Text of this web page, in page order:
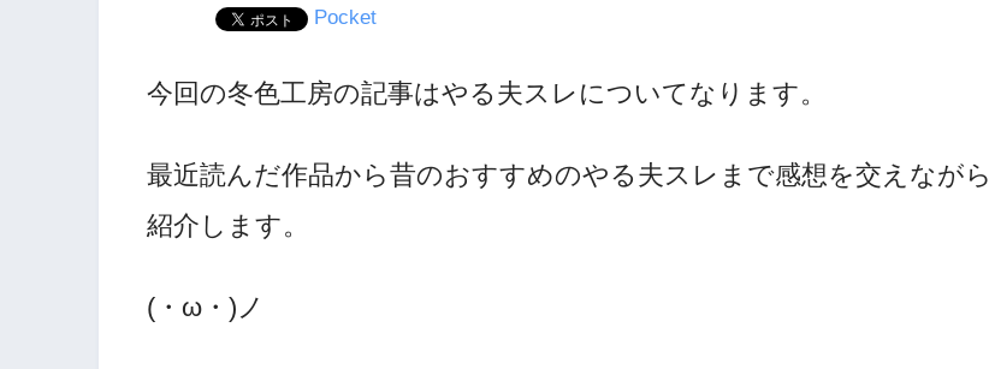
Pocket
今回の冬色工房の記事はやる夫スレについてなります。
最近読んだ作品から昔のおすすめのやる夫スレまで感想を交えながら
紹介します。
(・ω・)ノ